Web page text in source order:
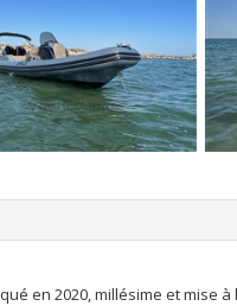
en 2020, millésime et mise à